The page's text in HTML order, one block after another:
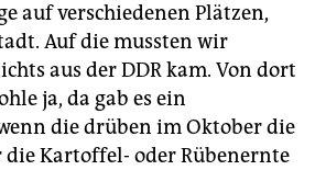
auf verschiedenen Plätzen,
Auf die mussten wir
aus der DDR kam. Von dort
ja, da gab es ein
die drüben im Oktober die
Kartoffel- oder Rübenernte